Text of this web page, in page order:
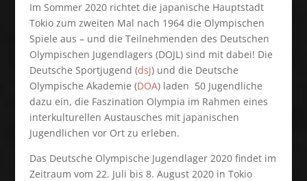
Im Sommer 2020 richtet die japanische Hauptstadt
Tokio zum zweiten Mal nach 1964 die Olympischen
Spiele aus – und die Teilnehmenden des Deutschen
Olympischen Jugendlagers (DOJL) sind mit dabei! Die
Deutsche Sportjugend (dsj) und die Deutsche
Olympische Akademie (DOA) laden 50 Jugendliche
dazu ein, die Faszination Olympia im Rahmen eines
interkulturellen Austausches mit japanischen
Jugendlichen vor Ort zu erleben.
Das Deutsche Olympische Jugendlager 2020 findet im
Zeitraum vom 22. Juli bis 8. August 2020 in Tokio